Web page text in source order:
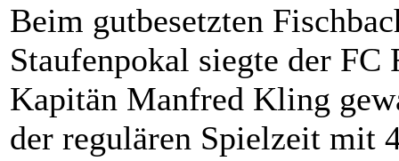
Beim gutbesetzten
Staufenpokal siegte der
Kapitän Manfred Kling
der regulären Spielzeit mit